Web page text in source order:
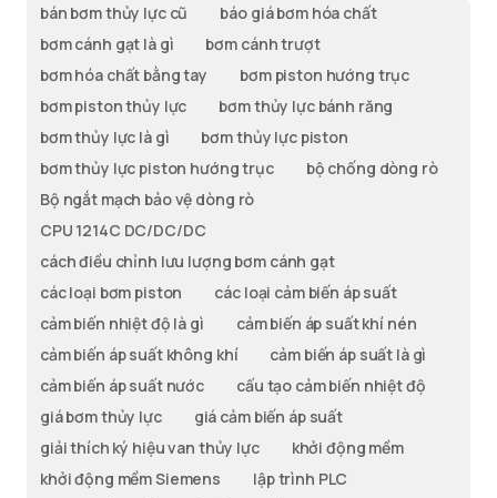
bán bơm thủy lực cũ
báo giá bơm hóa chất
bơm cánh gạt là gì
bơm cánh trượt
bơm hóa chất bằng tay
bơm piston hướng trục
bơm piston thủy lực
bơm thủy lực bánh răng
bơm thủy lực là gì
bơm thủy lực piston
bơm thủy lực piston hướng trục
bộ chống dòng rò
Bộ ngắt mạch bảo vệ dòng rò
CPU 1214C DC/DC/DC
cách điều chỉnh lưu lượng bơm cánh gạt
các loại bơm piston
các loại cảm biến áp suất
cảm biến nhiệt độ là gì
cảm biến áp suất khí nén
cảm biến áp suất không khí
cảm biến áp suất là gì
cảm biến áp suất nước
cấu tạo cảm biến nhiệt độ
giá bơm thủy lực
giá cảm biến áp suất
giải thích ký hiệu van thủy lực
khởi động mềm
khởi động mềm Siemens
lập trình PLC